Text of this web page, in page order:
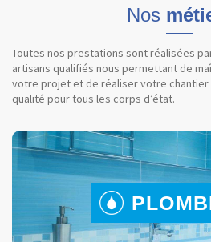
Nos
Toutes nos prestations sont réalisées
artisans qualifiés nous permettant de
votre projet et de réaliser votre chantier
qualité pour tous les corps d’état.